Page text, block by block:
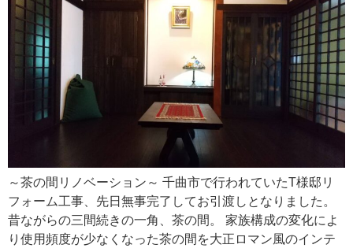
～茶の間リノベーション～ 千曲市で行われていたT様邸リ
フォーム工事、先日無事完了してお引渡しとなりました。
昔ながらの三間続きの一角、茶の間。 家族構成の変化によ
り使用頻度が少なくなった茶の間を大正ロマン風のインテ